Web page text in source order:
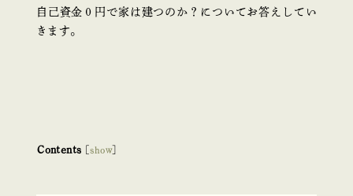
自己資金０円で家は建つのか？についてお答えしてい
きます。
Contents [show]